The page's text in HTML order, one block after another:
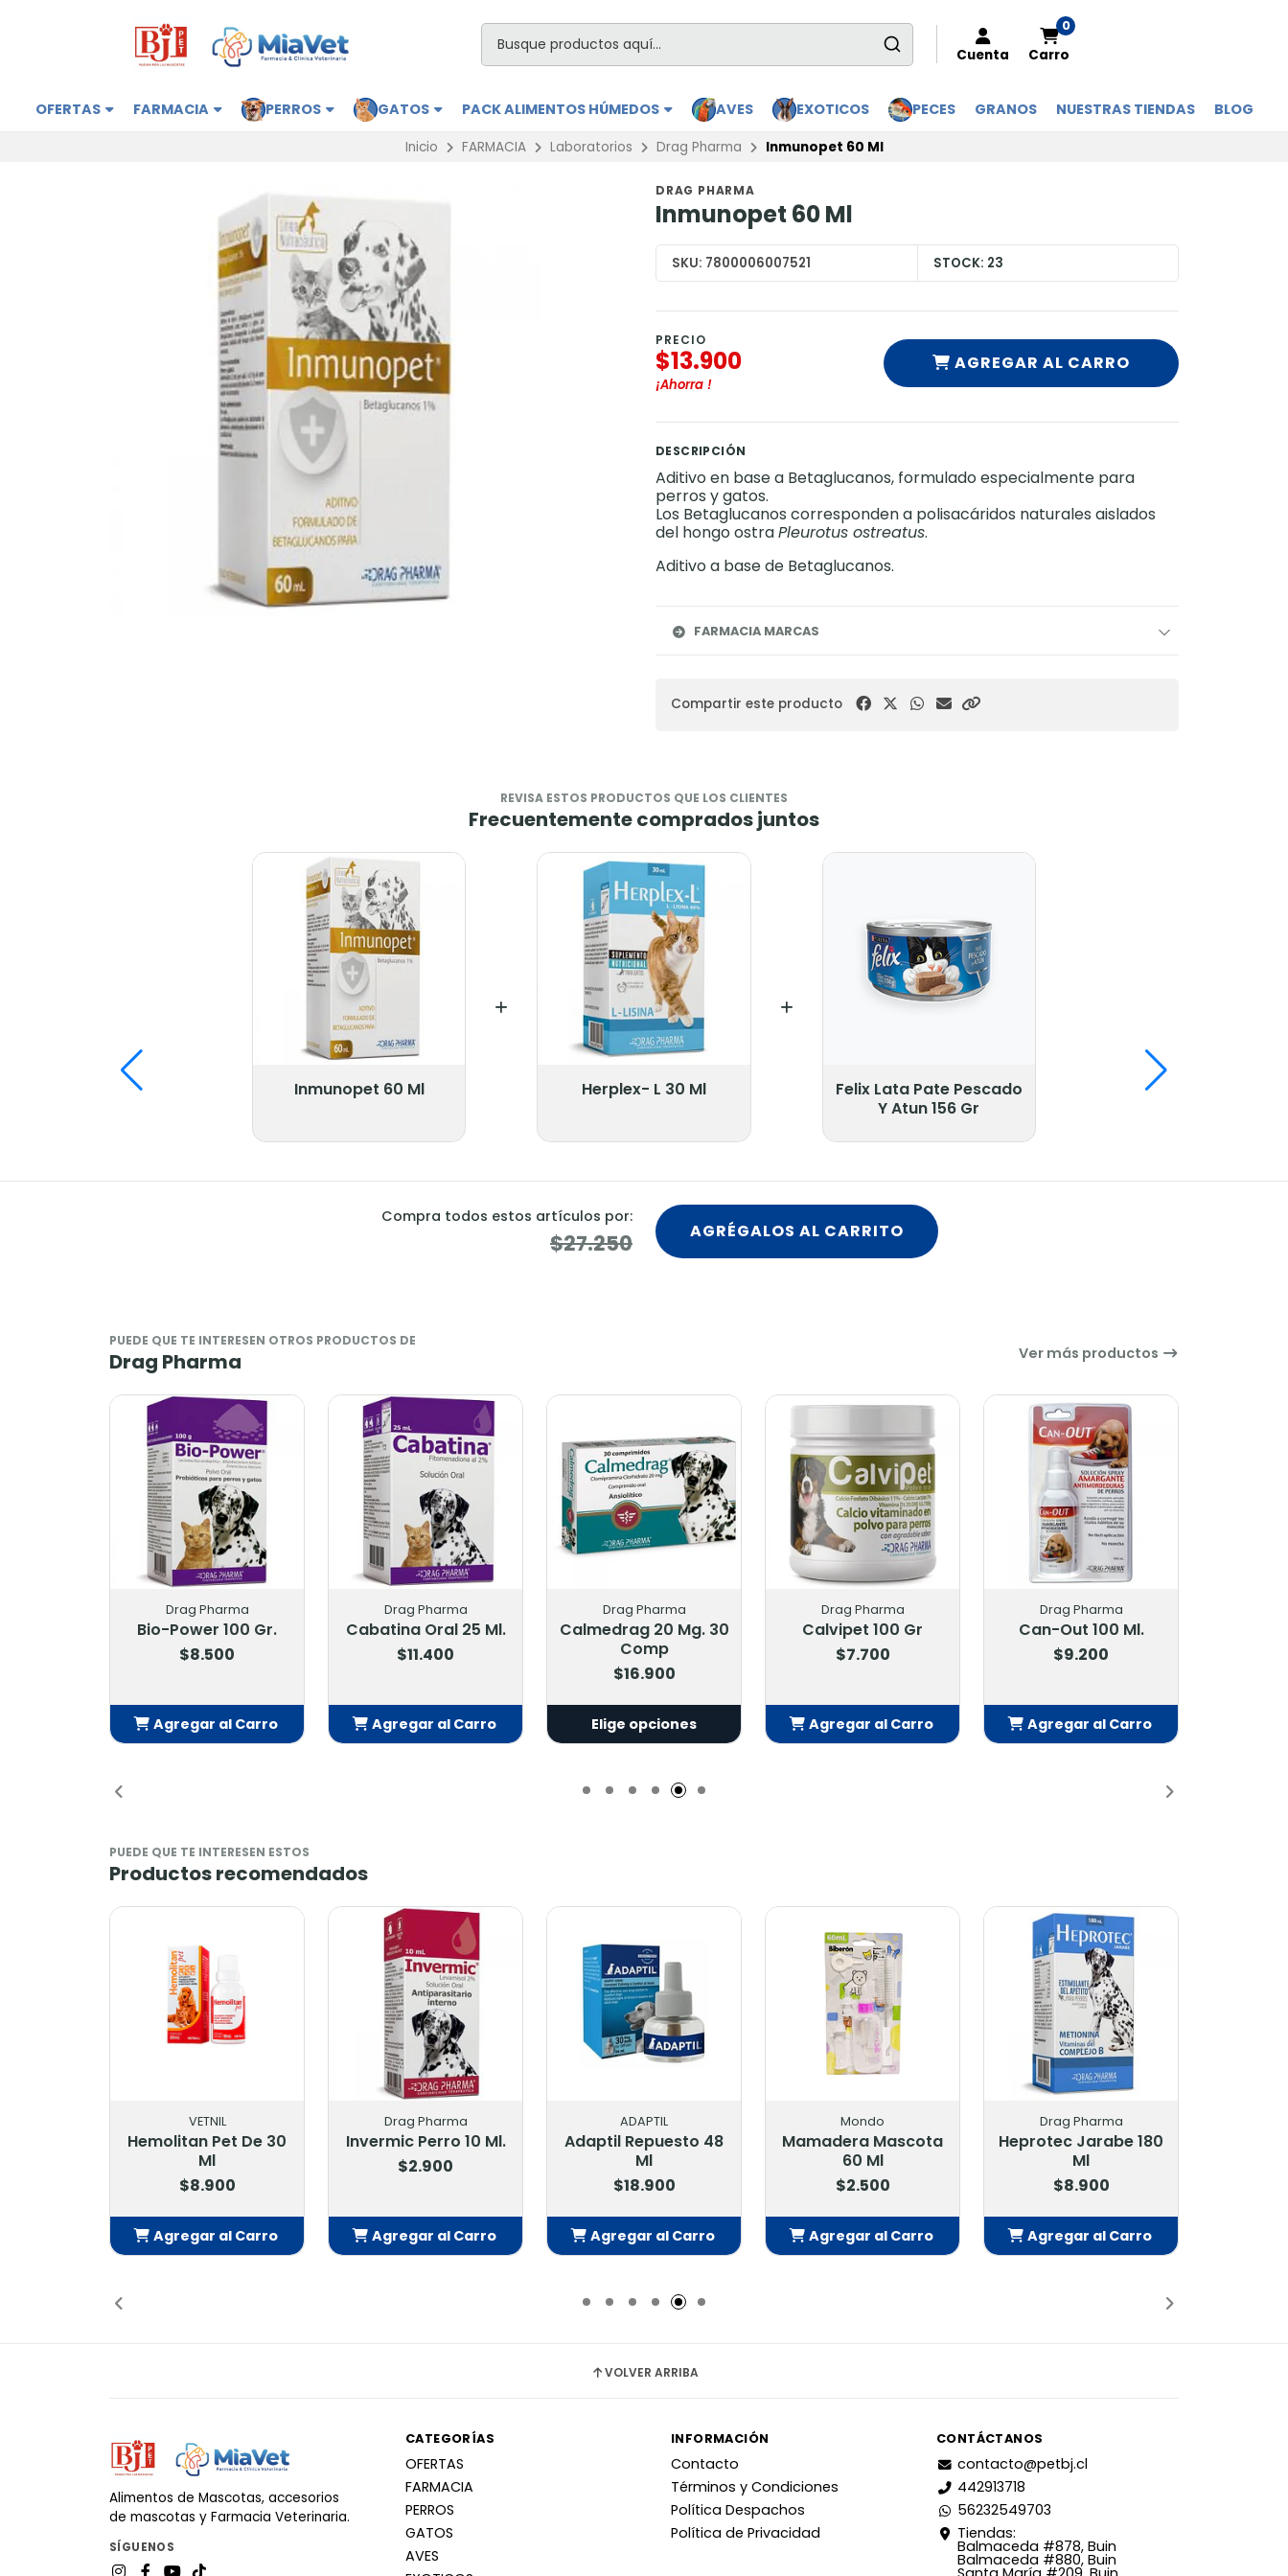
Cuenta
0
Carro
OFERTAS FARMACIA PERROS GATOS PACK ALIMENTOS HÚMEDOS AVES EXOTICOS PECES GRANOS NUESTRAS TIENDAS BLOG
Inicio FARMACIA Laboratorios Drag Pharma Inmunopet 60 Ml
DRAG PHARMA
Inmunopet 60 Ml
SKU: 7800006007521 STOCK: 23
PRECIO
$13.900
¡Ahorra !
AGREGAR AL CARRO
DESCRIPCIÓN
Aditivo en base a Betaglucanos, formulado especialmente para
perros y gatos.
Los Betaglucanos corresponden a polisacáridos naturales aislados
del hongo ostraPleurotus ostreatus.
Aditivo a base de Betaglucanos.
FARMACIA MARCAS
Compartir este producto
REVISA ESTOS PRODUCTOS QUE LOS CLIENTES
Frecuentemente comprados juntos
Inmunopet 60 Ml Herplex- L 30 Ml
Felix Lata Pate Pescado
Y Atun 156 Gr
Compra todos estos artículos por:
$27.250 AGRÉGALOS AL CARRITO
PUEDE QUE TE INTERESEN OTROS PRODUCTOS DE
Drag Pharma Ver más productos
Bio-Power 100 Gr.
Agregar al Carro
Cabatina Oral 25 Ml.
Agregar al Carro
Calmedrag 20 Mg. 30
Elige opciones
Calvipet 100 Gr
Agregar al Carro
Can-Out 100 Ml.
Agregar al Carro
PUEDE QUE TE INTERESEN ESTOS
Productos recomendados
VETNIL
Hemolitan Pet De 30
Ml
$8.900
Agregar al Carro
Drag Pharma
Invermic Perro 10 Ml.
$2.900
Agregar al Carro
ADAPTIL
Adaptil Repuesto 48
Ml
$18.900
Agregar al Carro
Mondo
Mamadera Mascota
60 Ml
$2.500
Agregar al Carro
Drag Pharma
Heprotec Jarabe 180
Ml
$8.900
Agregar al Carro
VOLVER ARRIBA
Alimentos de Mascotas, accesorios
de mascotas y Farmacia Veterinaria.
SÍGUENOS
CATEGORÍAS
OFERTAS
FARMACIA
PERROS
GATOS
AVES
INFORMACIÓN
Contacto
Términos y Condiciones
Política Despachos
Política de Privacidad
CONTÁCTANOS
contacto@petbj.cl
442913718
56232549703
Tiendas:
Balmaceda #878, Buin
Balmaceda #880, Buin